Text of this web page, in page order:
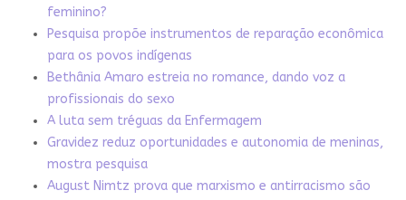
feminino?
Pesquisa propõe instrumentos de reparação econômica
para os povos indígenas
Bethânia Amaro estreia no romance, dando voz a
profissionais do sexo
A luta sem tréguas da Enfermagem
Gravidez reduz oportunidades e autonomia de meninas,
mostra pesquisa
August Nimtz prova que marxismo e antirracismo são